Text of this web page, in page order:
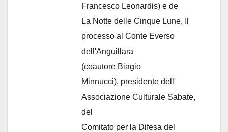
Francesco Leonardis) e de
La Notte delle Cinque Lune, Il
processo al Conte Everso
dell'Anguillara
(coautore Biagio
Minnucci), presidente dell'
Associazione Culturale Sabate,
del
Comitato per la Difesa del